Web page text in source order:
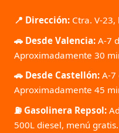
📍 Dirección: Ctra. V-23,
🚗 Desde Valencia: A-7
Aproximadamente 30
🚗 Desde Castellón: A-7
Aproximadamente 45
⛽ Gasolinera Repsol:
500L diesel, menú gratis.